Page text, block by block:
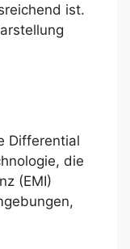
ist.
Differential
die
(EMI)